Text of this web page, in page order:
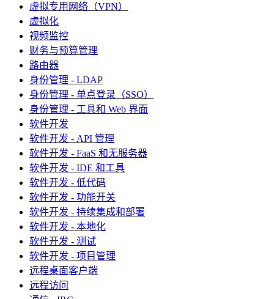
虚拟专用网络（VPN）
虚拟化
视频监控
财务与预算管理
路由器
身份管理 - LDAP
身份管理 - 单点登录（SSO）
身份管理 - 工具和 Web 界面
软件开发
软件开发 - API 管理
软件开发 - FaaS 和无服务器
软件开发 - IDE 和工具
软件开发 - 低代码
软件开发 - 功能开关
软件开发 - 持续集成和部署
软件开发 - 本地化
软件开发 - 测试
软件开发 - 项目管理
远程桌面客户端
远程访问